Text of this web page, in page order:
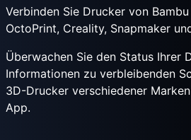
Verbinden Sie Drucker von
OctoPrint, Creality, Snapmaker
Überwachen Sie den Status Ihrer
Informationen zu verbleibenden
3D-Drucker verschiedener
App.